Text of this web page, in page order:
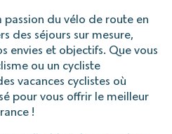
passion du vélo de route en
des séjours sur mesure,
envies et objectifs. Que vous
ou un cycliste
vacances cyclistes où
pour vous offrir le meilleur
!